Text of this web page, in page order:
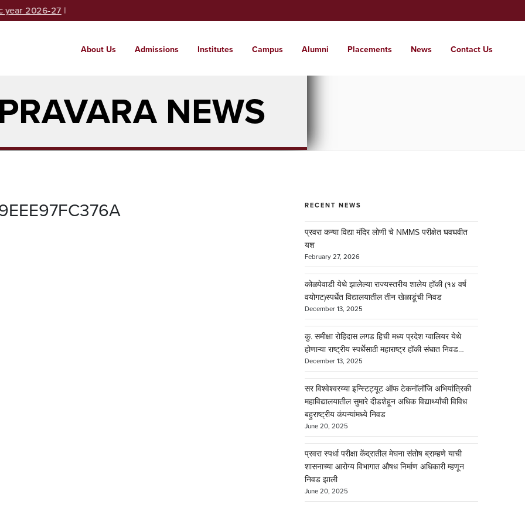
2026-27|
About Us Admissions Institutes Campus Alumni Placements News Contact Us
Brief glimpse of the institute
Enter a world where students are nurtured into
global citizens with local roots.
Rich range of institutes from KG to PG and
beyond . . .
Secure campus for care free learning.
PRAVARA NEWS
RECENT NEWS
प्रवरा कन्या विद्या मंदिर लोणी चे NMMS परीक्षेत घवघवीत
यश
February 27, 2026
कोळपेवाडी येथे झालेल्या राज्यस्तरीय शालेय हॉकी (१४ वर्ष
वयोगट)स्पर्धेत विद्यालयातील तीन खेळाडूंची निवड
December 13, 2025
कु. समीक्षा रोहिदास लगड हिची मध्य प्रदेश ग्वालियर येथे
होणाऱ्या राष्ट्रीय स्पर्धेसाठी महाराष्ट्र हॉकी संघात निवड…
December 13, 2025
सर विश्वेश्वरय्या इन्स्टिट्यूट ऑफ टेकनॉलॉजि अभियांत्रिकी
महाविद्यालयातील सुमारे दीडशेहून अधिक विद्यार्थ्यांची विविध
बहुराष्ट्रीय कंपन्यांमध्ये निवड
June 20, 2025
प्रवरा स्पर्धा परीक्षा केंद्रातील मेघना संतोष ब्राम्हणे याची
शासनाच्या आरोग्य विभागात औषध निर्माण अधिकारी म्हणून
निवड झाली
June 20, 2025